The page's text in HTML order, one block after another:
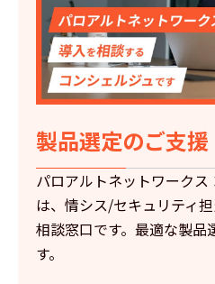
製品選定のご支援
パロアルトネットワークス
は、情シス/セキュリティ
相談窓口です。最適な製品
す。